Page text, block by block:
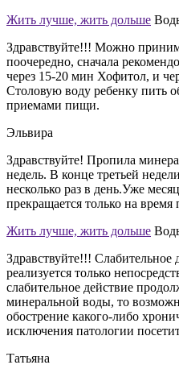
Жить лучше, жить дольше
Здравствуйте!!! Можно
поочередно, сначала
через 15-20 мин Хофитол, и
Столовую воду ребенку пить
приемами пищи.
Эльвира
Здравствуйте! Пропила
недель. В конце третьей
несколько раз в день.Уже
прекращается только на время
Жить лучше, жить дольше
Здравствуйте!!!
реализуется только
слабительное действие
минеральной воды, то
обострение какого-либо
исключения патологии
Татьяна